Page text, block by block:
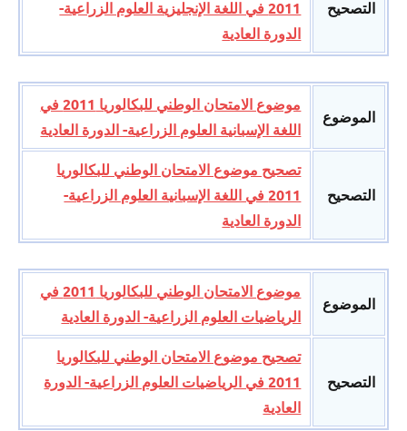
التصحيح
2011 في اللغة الإنجليزية العلوم الزراعية-
الدورة العادية
الموضوع
موضوع الامتحان الوطني للبكالوريا 2011 في
اللغة الإسبانية العلوم الزراعية- الدورة العادية
التصحيح
تصحيح موضوع الامتحان الوطني للبكالوريا
2011 في اللغة الإسبانية العلوم الزراعية-
الدورة العادية
الموضوع
موضوع الامتحان الوطني للبكالوريا 2011 في
الرياضيات العلوم الزراعية- الدورة العادية
التصحيح
تصحيح موضوع الامتحان الوطني للبكالوريا
2011 في الرياضيات العلوم الزراعية- الدورة
العادية